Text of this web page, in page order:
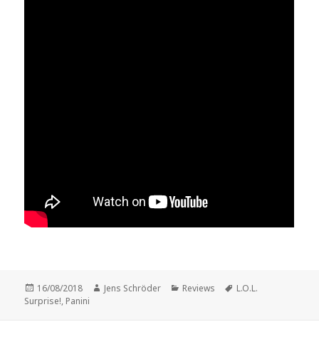
Veröffentlicht
am
16/08/2018 Autor
Jens Schröder Kategorien
Reviews Schlagwörter
L.O.L.
Surprise!, Panini